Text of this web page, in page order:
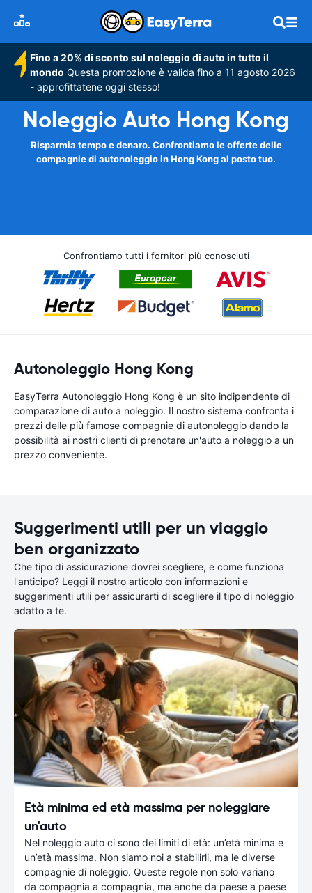
Fino a 20% di sconto sul noleggio di auto in tutto il
mondo Questa promozione è valida fino a 11 agosto 2026
- approfittatene oggi stesso!
Noleggio Auto Hong Kong
Risparmia tempo e denaro. Confrontiamo le offerte delle
compagnie di autonoleggio in Hong Kong al posto tuo.
Confrontiamo tutti i fornitori più conosciuti
Autonoleggio Hong Kong
EasyTerra Autonoleggio Hong Kong è un sito indipendente di
comparazione di auto a noleggio. Il nostro sistema confronta i
prezzi delle più famose compagnie di autonoleggio dando la
possibilità ai nostri clienti di prenotare un'auto a noleggio a un
prezzo conveniente.
Suggerimenti utili per un viaggio
ben organizzato
Che tipo di assicurazione dovrei scegliere, e come funziona
l'anticipo? Leggi il nostro articolo con informazioni e
suggerimenti utili per assicurarti di scegliere il tipo di noleggio
adatto a te.
Età minima ed età massima per noleggiare
un'auto
Nel noleggio auto ci sono dei limiti di età: un’età minima e
un’età massima. Non siamo noi a stabilirli, ma le diverse
compagnie di noleggio. Queste regole non solo variano
da compagnia a compagnia, ma anche da paese a paese